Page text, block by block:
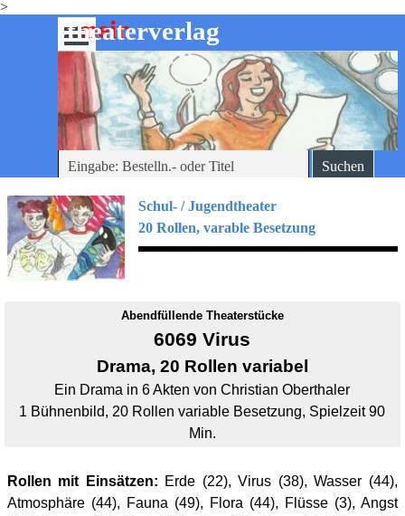
>
Direkt zum Seiteninhalt
-theaterverlag
mein
Menü überspringen
Suchen
Schul- / Jugendtheater
20 Rollen, varable Besetzung
Abendfüllende Theaterstücke
6069 Virus
Drama, 20 Rollen variabel
Ein Drama in 6 Akten von Christian Oberthaler
1 Bühnenbild, 20 Rollen variable Besetzung, Spielzeit 90
Min.
Rollen mit Einsätzen: Erde (22), Virus (38), Wasser (44),
Atmosphäre (44), Fauna (49), Flora (44), Flüsse (3), Angst